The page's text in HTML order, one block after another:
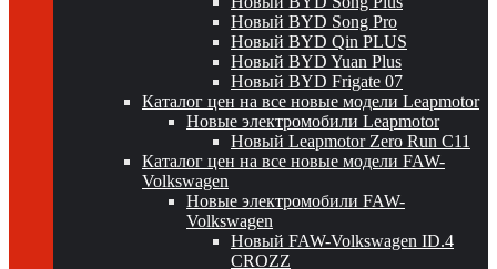
Новый BYD Song Pro
Новый BYD Qin PLUS
Новый BYD Yuan Plus
Новый BYD Frigate 07
Каталог цен на все новые модели Leapmotor
Новые электромобили Leapmotor
Новый Leapmotor Zero Run C11
Каталог цен на все новые модели FAW-
Volkswagen
Новые электромобили FAW-
Volkswagen
Новый FAW-Volkswagen ID.4
CROZZ